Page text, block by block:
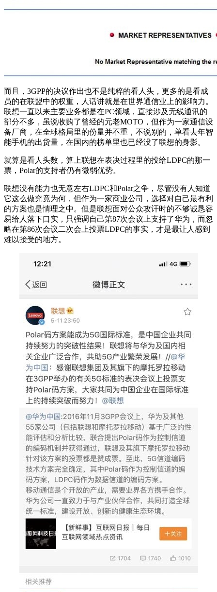
而且，3GPP的决议作出也不是纯粹的看人头，更多的是看成
员的在联盟中的权重，人话讲就是在世界通信业上的影响力。
联想一直以来主要业务都是在PC领域，直接涉及无线通讯的
部分不多，虽说收购了曾经的元老MOTO，但作为一家通信设
备厂商，在全球格局里的份量并不重，不说别的，单看去年智
能手机的出货量，在国内的榜单里也已经没了联想的身影。
就算是看人头数，算上联想在表决过程里的投给LDPC的那一
票，Polar的支持者仍有微弱优势。
联想没有能力也无意左右LDPC和Polar之争，尽管没有人知道
它这么做究竟为何，但作为一家商业公司，选择对自己最有利
的方案也是情理之中。但是联想面对公众攻讦时的不够诚恳容
易给人落下口实，只强调自己第87次会议上支持了华为，而忽
略在第86次会议二次会上投票LDPC的事实，才是最让人感到
难以接受的地方。